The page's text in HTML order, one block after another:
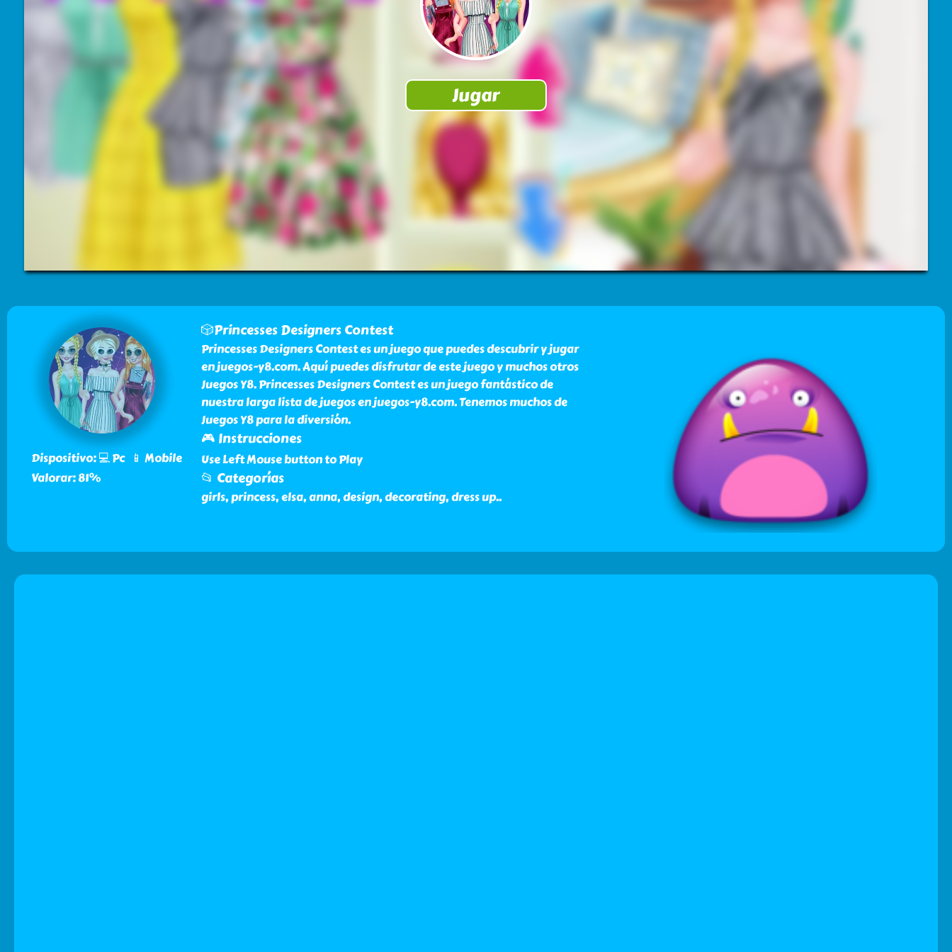
Dispositivo: 💻 Pc 📱 Mobile
Valorar: 81%
🎲Princesses Designers Contest
Princesses Designers Contest es un juego que puedes descubrir y jugar
en juegos-y8.com. Aquí puedes disfrutar de este juego y muchos otros
Juegos Y8. Princesses Designers Contest es un juego fantástico de
nuestra larga lista de juegos en juegos-y8.com. Tenemos muchos de
Juegos Y8 para la diversión.
🎮 Instrucciones
Use Left Mouse button to Play
📂 Categorías
girls, princess, elsa, anna, design, decorating, dress up..